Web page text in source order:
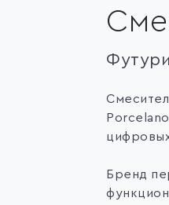
Бренд